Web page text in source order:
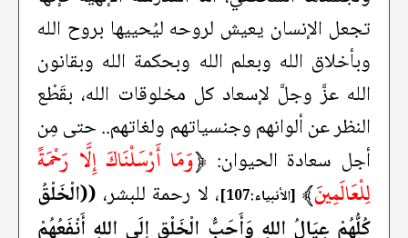
تجعل الإنسان يعيش لروحه ليُحييها بروح الله
وبأخلاق الله وبعلم الله وبحكمة الله وبقانون
الله عزَّ وجلَّ لإسعاد كل مخلوقات الله، بقَطْع
النظر عن ألوانهم وجنسياتهم ولغاتهم.. حتى مِن
أجل سعادة الحيوان: ﴿وَمَا أَرْسَلْنَاكَ إِلَّا رَحْمَةً
لِلْعَالَمِينَ﴾ [الأنبياء:107] ، لا رحمة للبشر، ((الْخَلْقُ
كُلُّهُمْ عِيَالُ اللهِ وَأَحَبُّ الْخَلْقِ إِلَى اللهِ أَنْفَعُهُمْ